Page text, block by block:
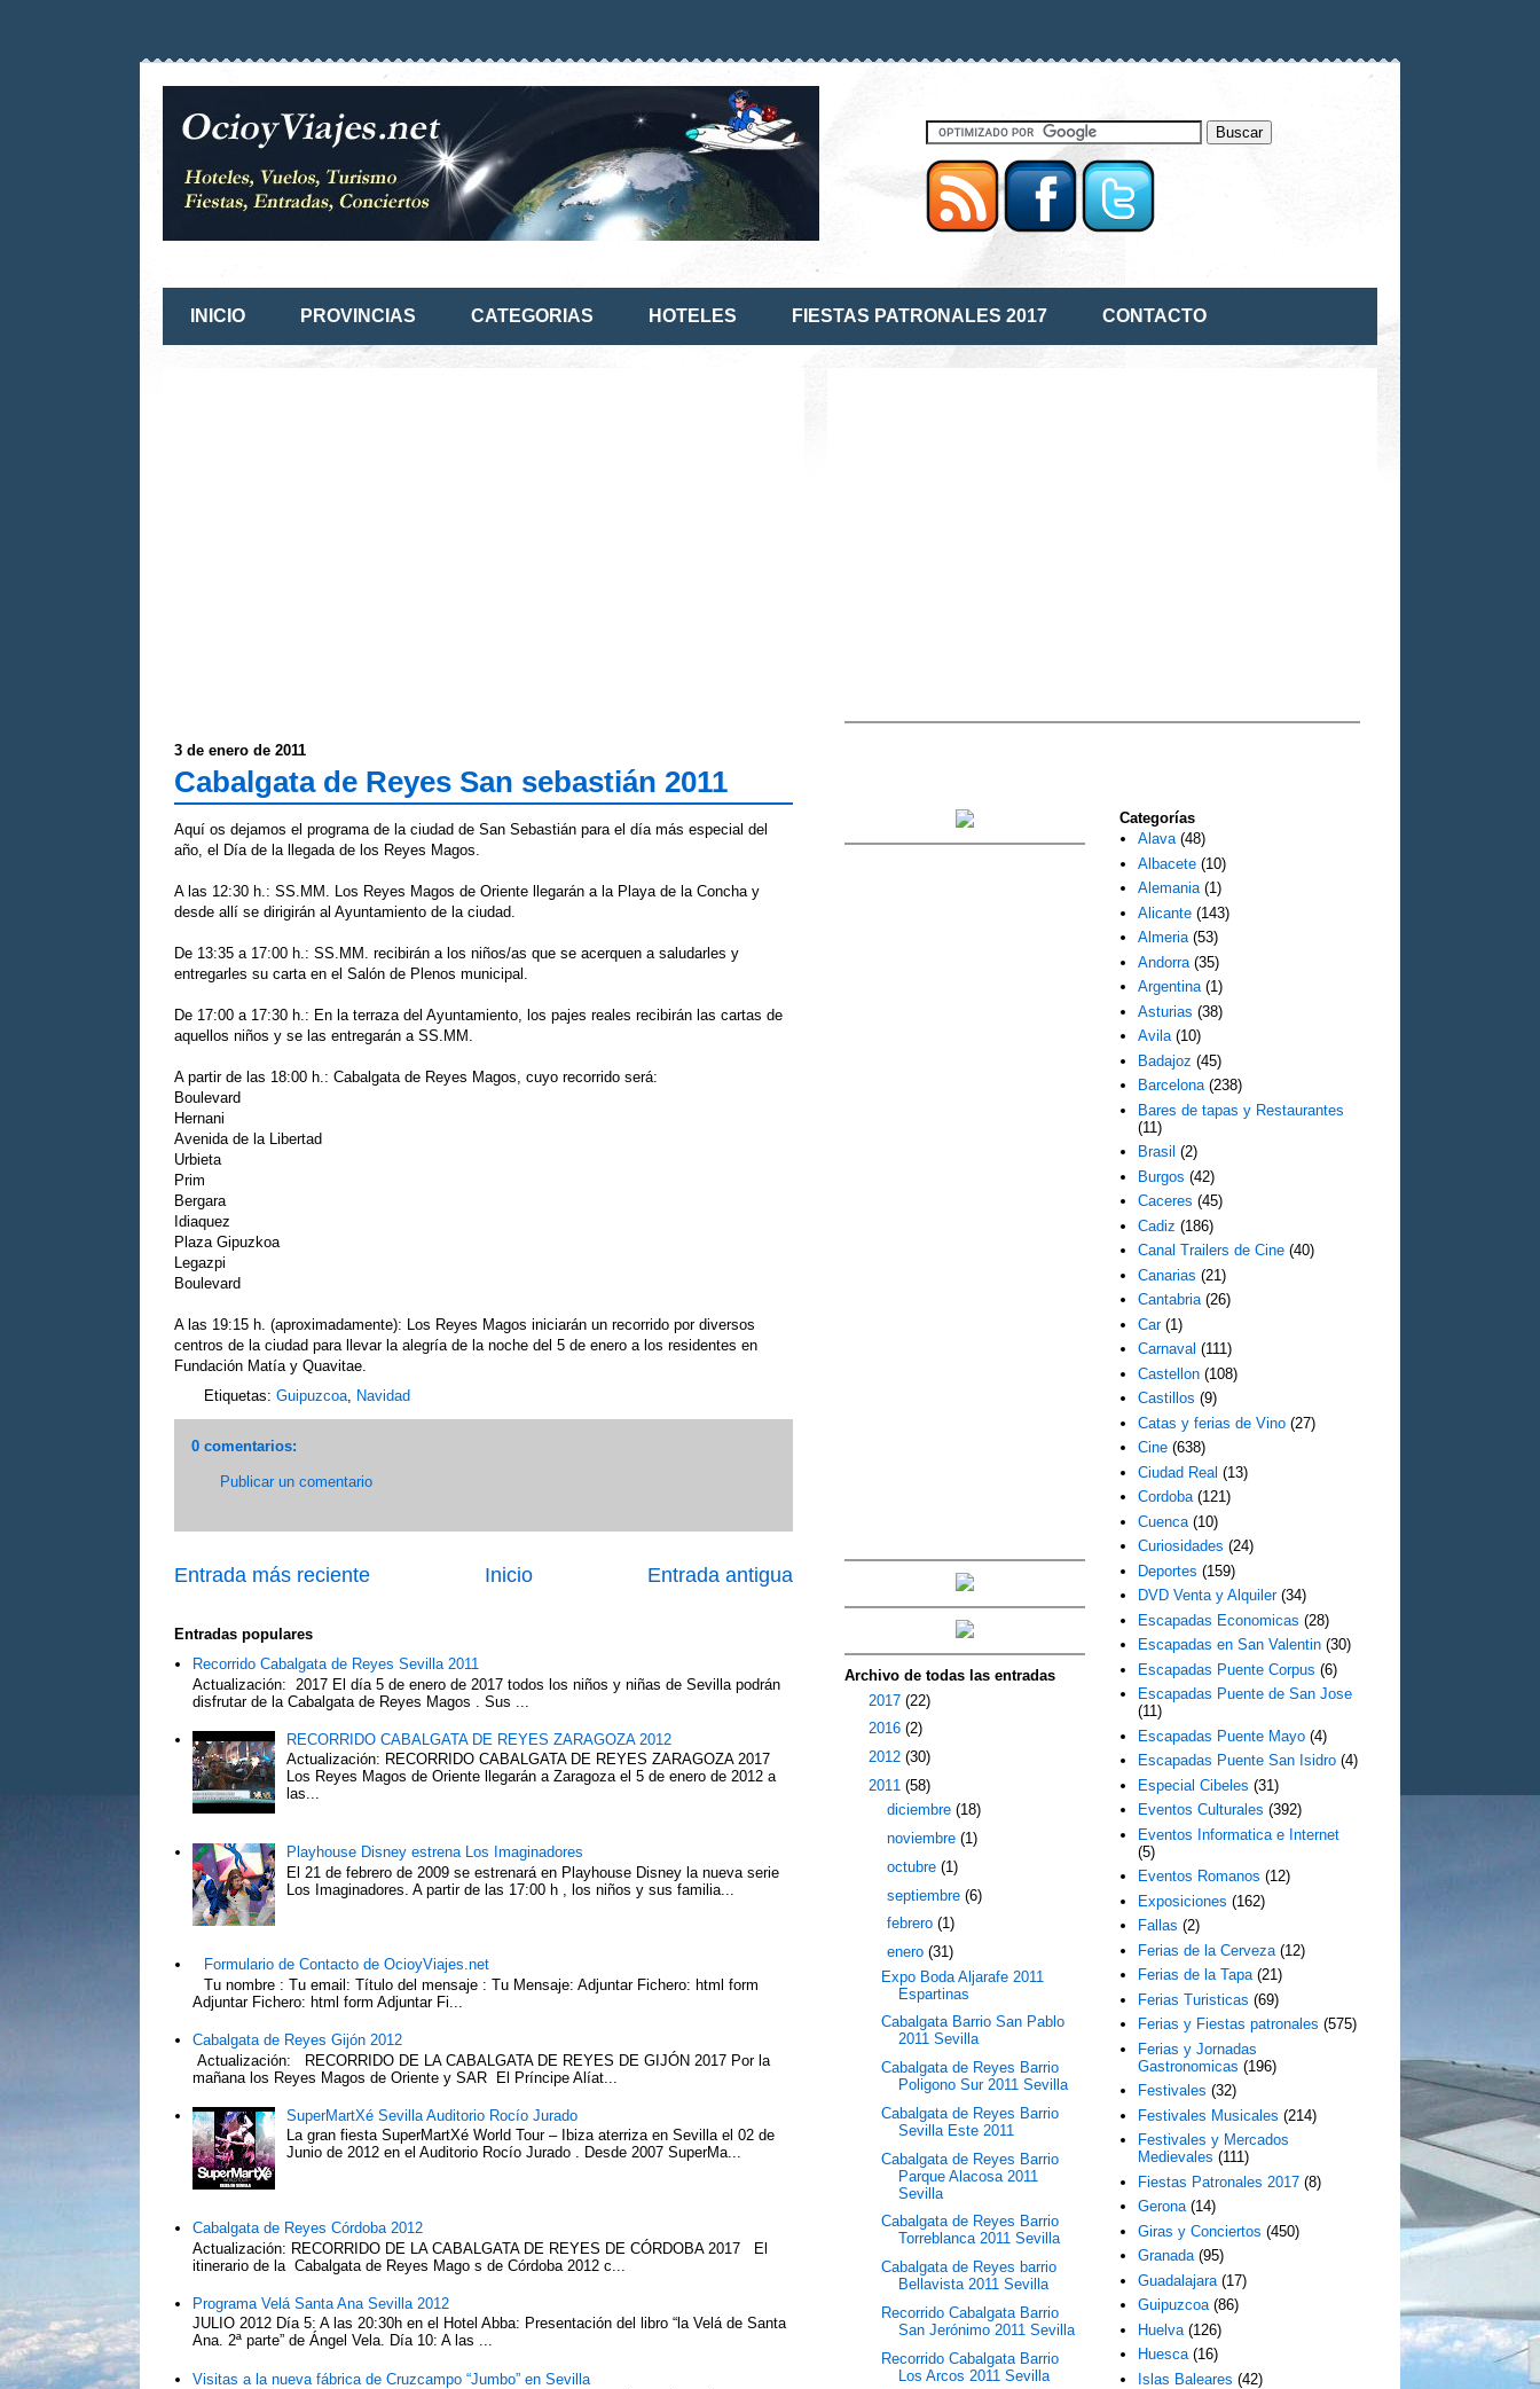
INICIO PROVINCIAS CATEGORIAS HOTELES FIESTAS PATRONALES 2017 CONTACTO
3 de enero de 2011
Cabalgata de Reyes San sebastián 2011
Aquí os dejamos el programa de la ciudad de San Sebastián para el día más especial del
año, el Día de la llegada de los Reyes Magos.
A las 12:30 h.: SS.MM. Los Reyes Magos de Oriente llegarán a la Playa de la Concha y
desde allí se dirigirán al Ayuntamiento de la ciudad.
De 13:35 a 17:00 h.: SS.MM. recibirán a los niños/as que se acerquen a saludarles y
entregarles su carta en el Salón de Plenos municipal.
De 17:00 a 17:30 h.: En la terraza del Ayuntamiento, los pajes reales recibirán las cartas de
aquellos niños y se las entregarán a SS.MM.
A partir de las 18:00 h.: Cabalgata de Reyes Magos, cuyo recorrido será:
Boulevard
Hernani
Avenida de la Libertad
Urbieta
Prim
Bergara
Idiaquez
Plaza Gipuzkoa
Legazpi
Boulevard
A las 19:15 h. (aproximadamente): Los Reyes Magos iniciarán un recorrido por diversos
centros de la ciudad para llevar la alegría de la noche del 5 de enero a los residentes en
Fundación Matía y Quavitae.
Etiquetas: Guipuzcoa Navidad
0 comentarios:
Publicar un comentario
Entrada más reciente Entrada antigua
Inicio
Entradas populares
Recorrido Cabalgata de Reyes Sevilla 2011
Actualización: 2017 El día 5 de enero de 2017 todos los niños y niñas de Sevilla podrán
disfrutar de la Cabalgata de Reyes Magos . Sus ...
RECORRIDO CABALGATA DE REYES ZARAGOZA 2012
Actualización: RECORRIDO CABALGATA DE REYES ZARAGOZA 2017
Los Reyes Magos de Oriente llegarán a Zaragoza el 5 de enero de 2012 a
las...
Playhouse Disney estrena Los Imaginadores
El 21 de febrero de 2009 se estrenará en Playhouse Disney la nueva serie
Los Imaginadores. A partir de las 17:00 h , los niños y sus familia...
Formulario de Contacto de OcioyViajes.net
Tu nombre : Tu email: Título del mensaje : Tu Mensaje: Adjuntar Fichero: html form
Adjuntar Fichero: html form Adjuntar Fi...
Cabalgata de Reyes Gijón 2012
Actualización: RECORRIDO DE LA CABALGATA DE REYES DE GIJÓN 2017 Por la
mañana los Reyes Magos de Oriente y SAR El Príncipe Alíat...
SuperMartXé Sevilla Auditorio Rocío Jurado
La gran fiesta SuperMartXé World Tour – Ibiza aterriza en Sevilla el 02 de
Junio de 2012 en el Auditorio Rocío Jurado . Desde 2007 SuperMa...
Cabalgata de Reyes Córdoba 2012
Actualización: RECORRIDO DE LA CABALGATA DE REYES DE CÓRDOBA 2017 El
itinerario de la Cabalgata de Reyes Mago s de Córdoba 2012 c...
Programa Velá Santa Ana Sevilla 2012
JULIO 2012 Día 5: A las 20:30h en el Hotel Abba: Presentación del libro “la Velá de Santa
Ana. 2ª parte” de Ángel Vela. Día 10: A las ...
Visitas a la nueva fábrica de Cruzcampo “Jumbo” en Sevilla
Archivo de todas las entradas
2017 (22)
2016 (2)
2012 (30)
2011 (58)
diciembre (18)
noviembre (1)
octubre (1)
septiembre (6)
febrero (1)
enero (31)
Expo Boda Aljarafe 2011
Espartinas
Cabalgata Barrio San Pablo
2011 Sevilla
Cabalgata de Reyes Barrio
Poligono Sur 2011 Sevilla
Cabalgata de Reyes Barrio
Sevilla Este 2011
Cabalgata de Reyes Barrio
Parque Alacosa 2011
Sevilla
Cabalgata de Reyes Barrio
Torreblanca 2011 Sevilla
Cabalgata de Reyes barrio
Bellavista 2011 Sevilla
Recorrido Cabalgata Barrio
San Jerónimo 2011 Sevilla
Recorrido Cabalgata Barrio
Los Arcos 2011 Sevilla
Categorías
Alava (48)
Albacete (10)
Alemania (1)
Alicante (143)
Almeria (53)
Andorra (35)
Argentina (1)
Asturias (38)
Avila (10)
Badajoz (45)
Barcelona (238)
Bares de tapas y Restaurantes
(11)
Brasil (2)
Burgos (42)
Caceres (45)
Cadiz (186)
Canal Trailers de Cine (40)
Canarias (21)
Cantabria (26)
Car (1)
Carnaval (111)
Castellon (108)
Castillos (9)
Catas y ferias de Vino (27)
Cine (638)
Ciudad Real (13)
Cordoba (121)
Cuenca (10)
Curiosidades (24)
Deportes (159)
DVD Venta y Alquiler (34)
Escapadas Economicas (28)
Escapadas en San Valentin (30)
Escapadas Puente Corpus (6)
Escapadas Puente de San Jose
(11)
Escapadas Puente Mayo (4)
Escapadas Puente San Isidro (4)
Especial Cibeles (31)
Eventos Culturales (392)
Eventos Informatica e Internet
(5)
Eventos Romanos (12)
Exposiciones (162)
Fallas (2)
Ferias de la Cerveza (12)
Ferias de la Tapa (21)
Ferias Turisticas (69)
Ferias y Fiestas patronales (575)
Ferias y Jornadas
Gastronomicas (196)
Festivales (32)
Festivales Musicales (214)
Festivales y Mercados
Medievales (111)
Fiestas Patronales 2017 (8)
Gerona (14)
Giras y Conciertos (450)
Granada (95)
Guadalajara (17)
Guipuzcoa (86)
Huelva (126)
Huesca (16)
Islas Baleares (42)